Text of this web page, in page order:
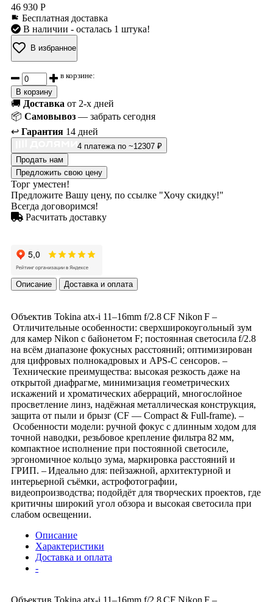
46 930 Р
Бесплатная доставка
В наличии - осталась 1 штука!
В избранное
в корзине:
В корзину
🚚 Доставка от 2-х дней
📦 Самовывоз — забрать сегодня
↩️ Гарантия 14 дней
4 платежа по ~12307 ₽
Продать нам
Предложить свою цену
Торг уместен!
Предложите Вашу цену, по ссылке "Хочу скидку!"
Всегда договоримся!
Расчитать доставку
Описание Доставка и оплата
Объектив Tokina atx‑i 11–16mm f/2.8 CF Nikon F –
Отличительные особенности: сверхширокоугольный зум
для камер Nikon с байонетом F; постоянная светосила f/2.8
на всём диапазоне фокусных расстояний; оптимизирован
для цифровых полнокадровых и APS‑C сенсоров. –
Технические преимущества: высокая резкость даже на
открытой диафрагме, минимизация геометрических
искажений и хроматических аберраций, многослойное
просветление линз, надёжная металлическая конструкция,
защита от пыли и брызг (CF — Compact & Full‑frame). –
Особенности модели: ручной фокус с длинным ходом для
точной наводки, резьбовое крепление фильтра 82 мм,
компактное исполнение при постоянной светосиле,
эргономичное кольцо зума, маркировка расстояний и
ГРИП. – Идеально для: пейзажной, архитектурной и
интерьерной съёмки, астрофотографии,
видеопроизводства; подойдёт для творческих проектов, где
критичны широкий угол обзора и высокая светосила при
слабом освещении.
Описание
Характеристики
Доставка и оплата
-